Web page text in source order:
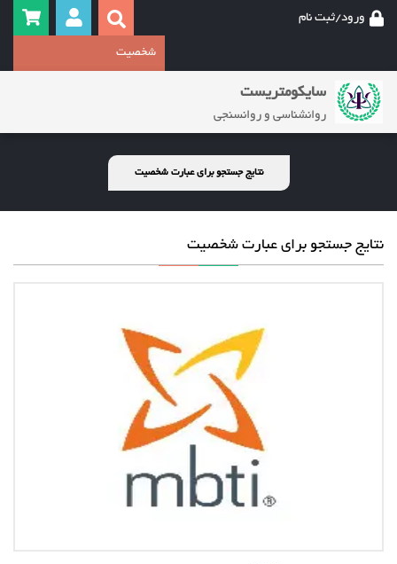
ورود/ثبت نام
سایکومتریست
روانشناسی و روانسنجی
نتایج جستجو برای عبارت شخصیت
نتایج جستجو برای عبارت شخصیت